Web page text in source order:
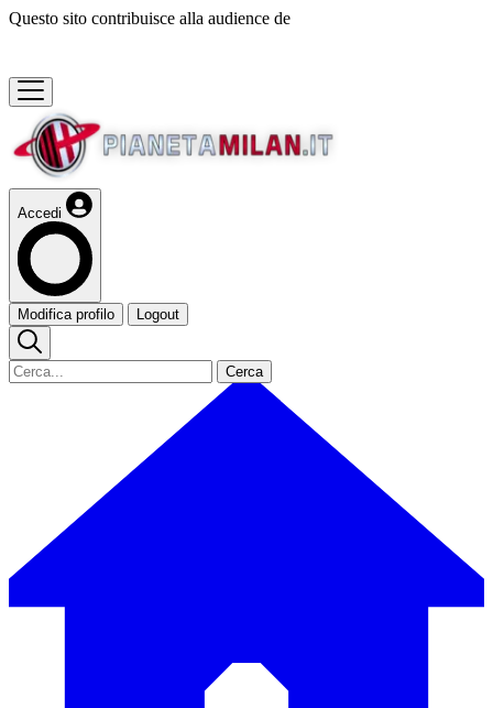
Questo sito contribuisce alla audience de
Accedi
Modifica profilo Logout
Cerca